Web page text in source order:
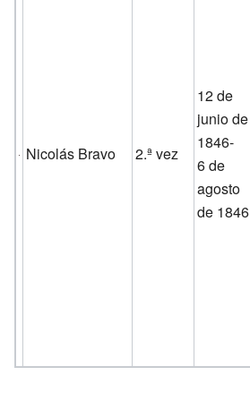
Nicolás Bravo 2.ª vez
12 de
junio de
1846-
6 de
agosto
de 1846